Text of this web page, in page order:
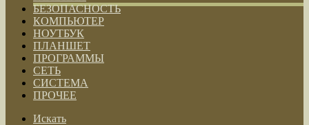
БЕЗОПАСНОСТЬ
КОМПЬЮТЕР
НОУТБУК
ПЛАНШЕТ
ПРОГРАММЫ
СЕТЬ
СИСТЕМА
ПРОЧЕЕ
Искать